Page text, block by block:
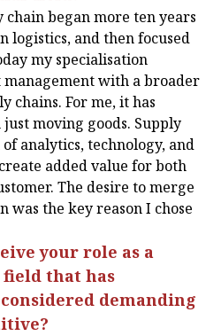
began more ten years
logistics, and then focused
my specialisation
with a broader
chains. For me, it has
moving goods. Supply
analytics, technology, and
added value for both
The desire to merge
the key reason I chose
your role as a
that has
demanding